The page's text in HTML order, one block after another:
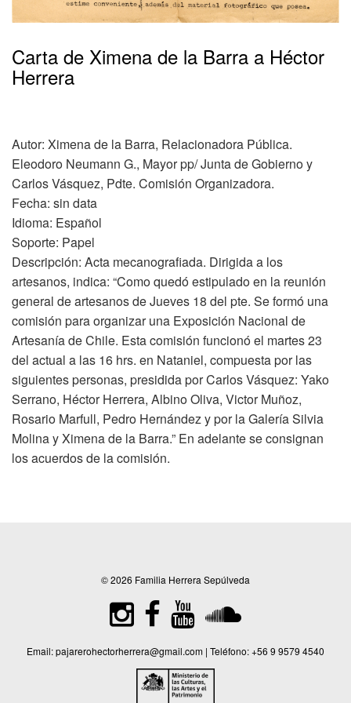
Carta de Ximena de la Barra a Héctor
Herrera
Autor: Ximena de la Barra, Relacionadora Pública.
Eleodoro Neumann G., Mayor pp/ Junta de Gobierno y
Carlos Vásquez, Pdte. Comisión Organizadora.
Fecha: sin data
Idioma: Español
Soporte: Papel
Descripción: Acta mecanografiada. Dirigida a los
artesanos, indica: “Como quedó estipulado en la reunión
general de artesanos de Jueves 18 del pte. Se formó una
comisión para organizar una Exposición Nacional de
Artesanía de Chile. Esta comisión funcionó el martes 23
del actual a las 16 hrs. en Nataniel, compuesta por las
siguientes personas, presidida por Carlos Vásquez: Yako
Serrano, Héctor Herrera, Albino Oliva, Victor Muñoz,
Rosario Marfull, Pedro Hernández y por la Galería Silvia
Molina y Ximena de la Barra.” En adelante se consignan
los acuerdos de la comisión.
© 2026 Familia Herrera Sepúlveda
Email:pajarerohectorherrera@gmail.com | Teléfono:+56 9 9579 4540